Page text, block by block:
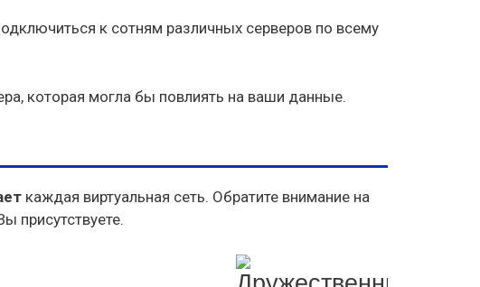
к сотням различных серверов по всему
которая могла бы повлиять на ваши данные.
каждая виртуальная сеть. Обратите внимание на
присутствуете.